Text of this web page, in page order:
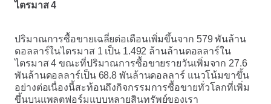
ไตรมาส 4
ปริมาณการซื้อขายเฉลี่ยต่อเดือนเพิ่มขึ้นจาก 579 พันล้าน
ดอลลาร์ในไตรมาส 1 เป็น 1.492 ล้านล้านดอลลาร์ใน
ไตรมาส 4 ขณะที่ปริมาณการซื้อขายรายวันเพิ่มจาก 27.6
พันล้านดอลลาร์เป็น 68.8 พันล้านดอลลาร์ แนวโน้มขาขึ้น
อย่างต่อเนื่องนี้สะท้อนถึงกิจกรรมการซื้อขายทั่วโลกที่เพิ่ม
ขึ้นบนแพลตฟอร์มแบบหลายสินทรัพย์ของเรา